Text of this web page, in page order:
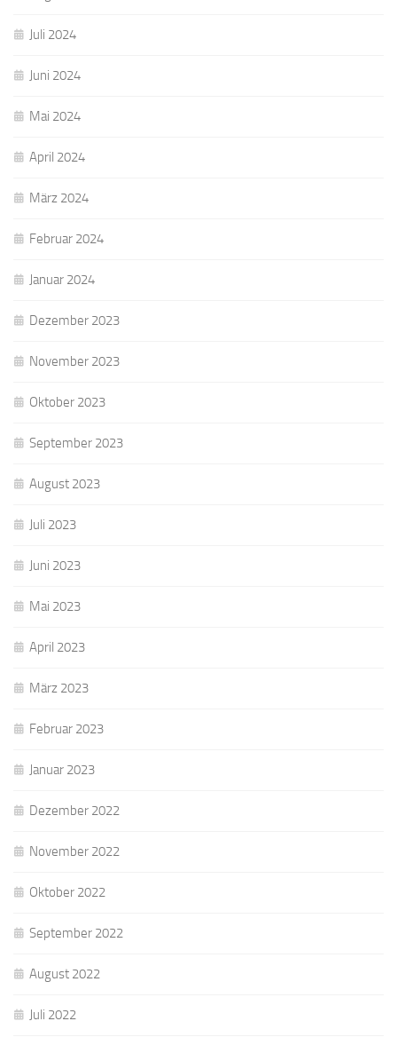
Juli 2024
Juni 2024
Mai 2024
April 2024
März 2024
Februar 2024
Januar 2024
Dezember 2023
November 2023
Oktober 2023
September 2023
August 2023
Juli 2023
Juni 2023
Mai 2023
April 2023
März 2023
Februar 2023
Januar 2023
Dezember 2022
November 2022
Oktober 2022
September 2022
August 2022
Juli 2022